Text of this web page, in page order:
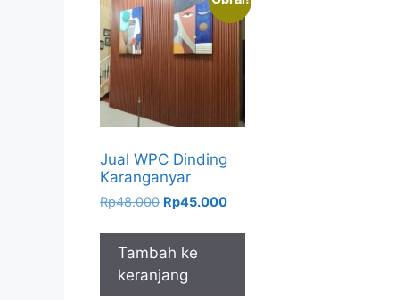
Jual WPC Dinding
Karanganyar
Rp48.000 Harga
adalah:
Rp48.000.
Rp45.000Harga
ini
Tambah ke
keranjang